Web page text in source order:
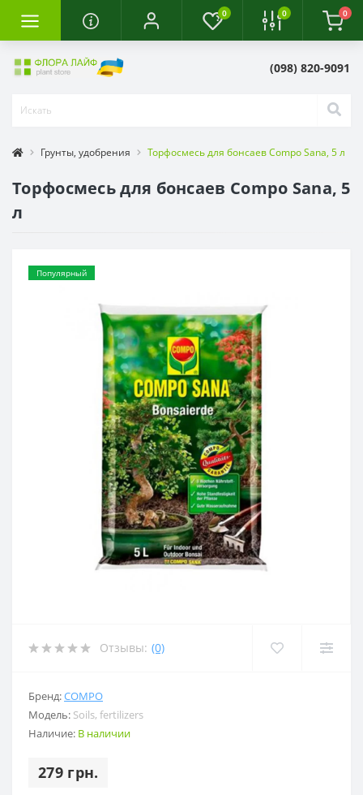
0 0 0
(098) 820-9091
Грунты, удобрения Торфосмесь для бонсаев Compo Sana, 5 л
Торфосмесь для бонсаев Compo Sana, 5
л
Популярный
Отзывы: (0)
Бренд:COMPO
Модель: Soils, fertilizers
Наличие: В наличии
279 грн.